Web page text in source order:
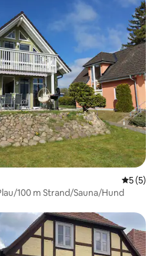
5 av 5 i
5 (5)
100 m Strand/Sauna/Hund